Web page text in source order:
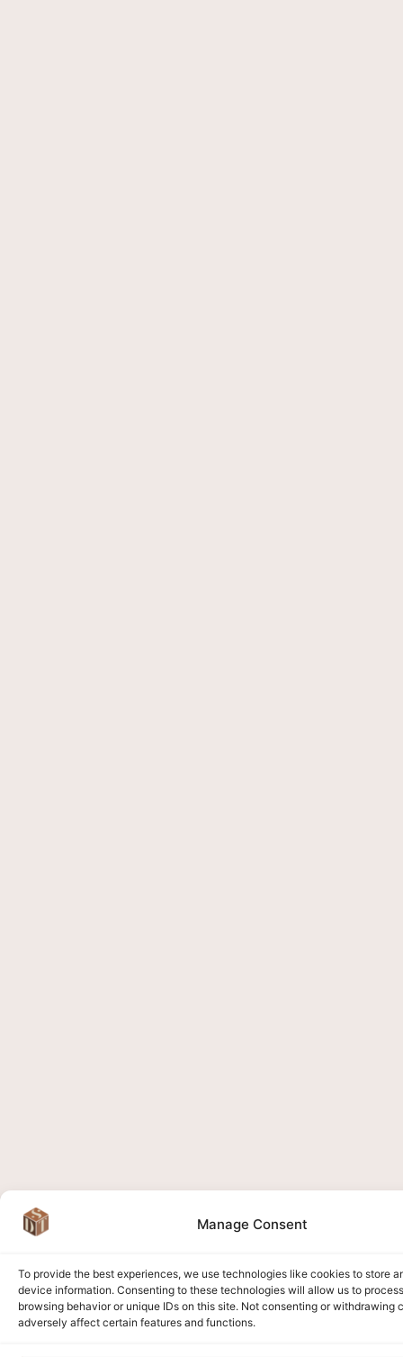
Manage Consent
To provide the best experiences, we use technologies like cookies to store
device information. Consenting to these technologies will allow us to
browsing behavior or unique IDs on this site. Not consenting or withdrawing
adversely affect certain features and functions.